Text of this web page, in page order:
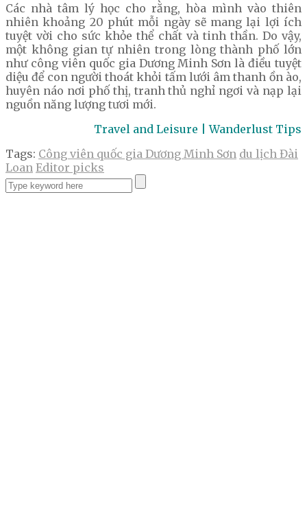
Các nhà tâm lý học cho rằng, hòa mình vào thiên
nhiên khoảng 20 phút mỗi ngày sẽ mang lại lợi ích
tuyệt vời cho sức khỏe thể chất và tinh thần. Do vậy,
một không gian tự nhiên trong lòng thành phố lớn
như công viên quốc gia Dương Minh Sơn là điều tuyệt
diệu để con người thoát khỏi tấm lưới âm thanh ồn ào,
huyên náo nơi phố thị, tranh thủ nghỉ ngơi và nạp lại
nguồn năng lượng tươi mới.
Travel and Leisure | Wanderlust Tips
Tags: Công viên quốc gia Dương Minh Sơn du lịch Đài
Loan Editor picks